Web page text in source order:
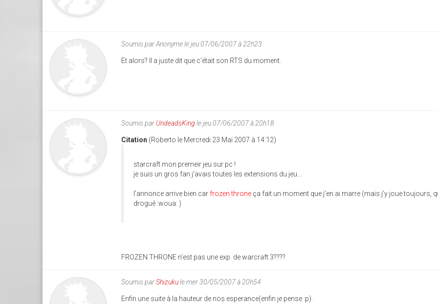
Soumis parAnonymele jeu 07/06/2007 à 22h23
Et alors? Il a juste dit que c'était son RTS du moment.
Soumis par UndeadsKing le jeu 07/06/2007 à 20h18
Citation (Roberto le Mercredi 23 Mai 2007 à 14:12)
starcraft mon premeir jeu sur pc !
je suis un gros fan j'avais toutes les extensions du jeu...
l'annonce arrive bien carfrozen throne ça fait un moment que j'en ai marre (mais j'y joue toujours,
drogué :woua: )
FROZEN THRONE n'est pas une exp. de warcraft 3????
Soumis parShizukule mer 30/05/2007 à 20h54
Enfin une suite à la hauteur de nos esperance(enfin je pense :p) .